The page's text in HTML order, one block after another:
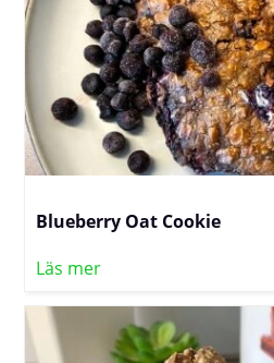
Blueberry Oat Cookie
Läs mer